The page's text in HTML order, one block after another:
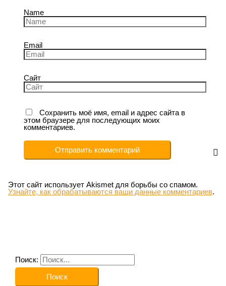
Name
Email
Сайт
Сохранить моё имя, email и адрес сайта в
этом браузере для последующих моих
комментариев.
Этот сайт использует Akismet для борьбы со спамом.
Узнайте, как обрабатываются ваши данные комментариев.
Поиск: